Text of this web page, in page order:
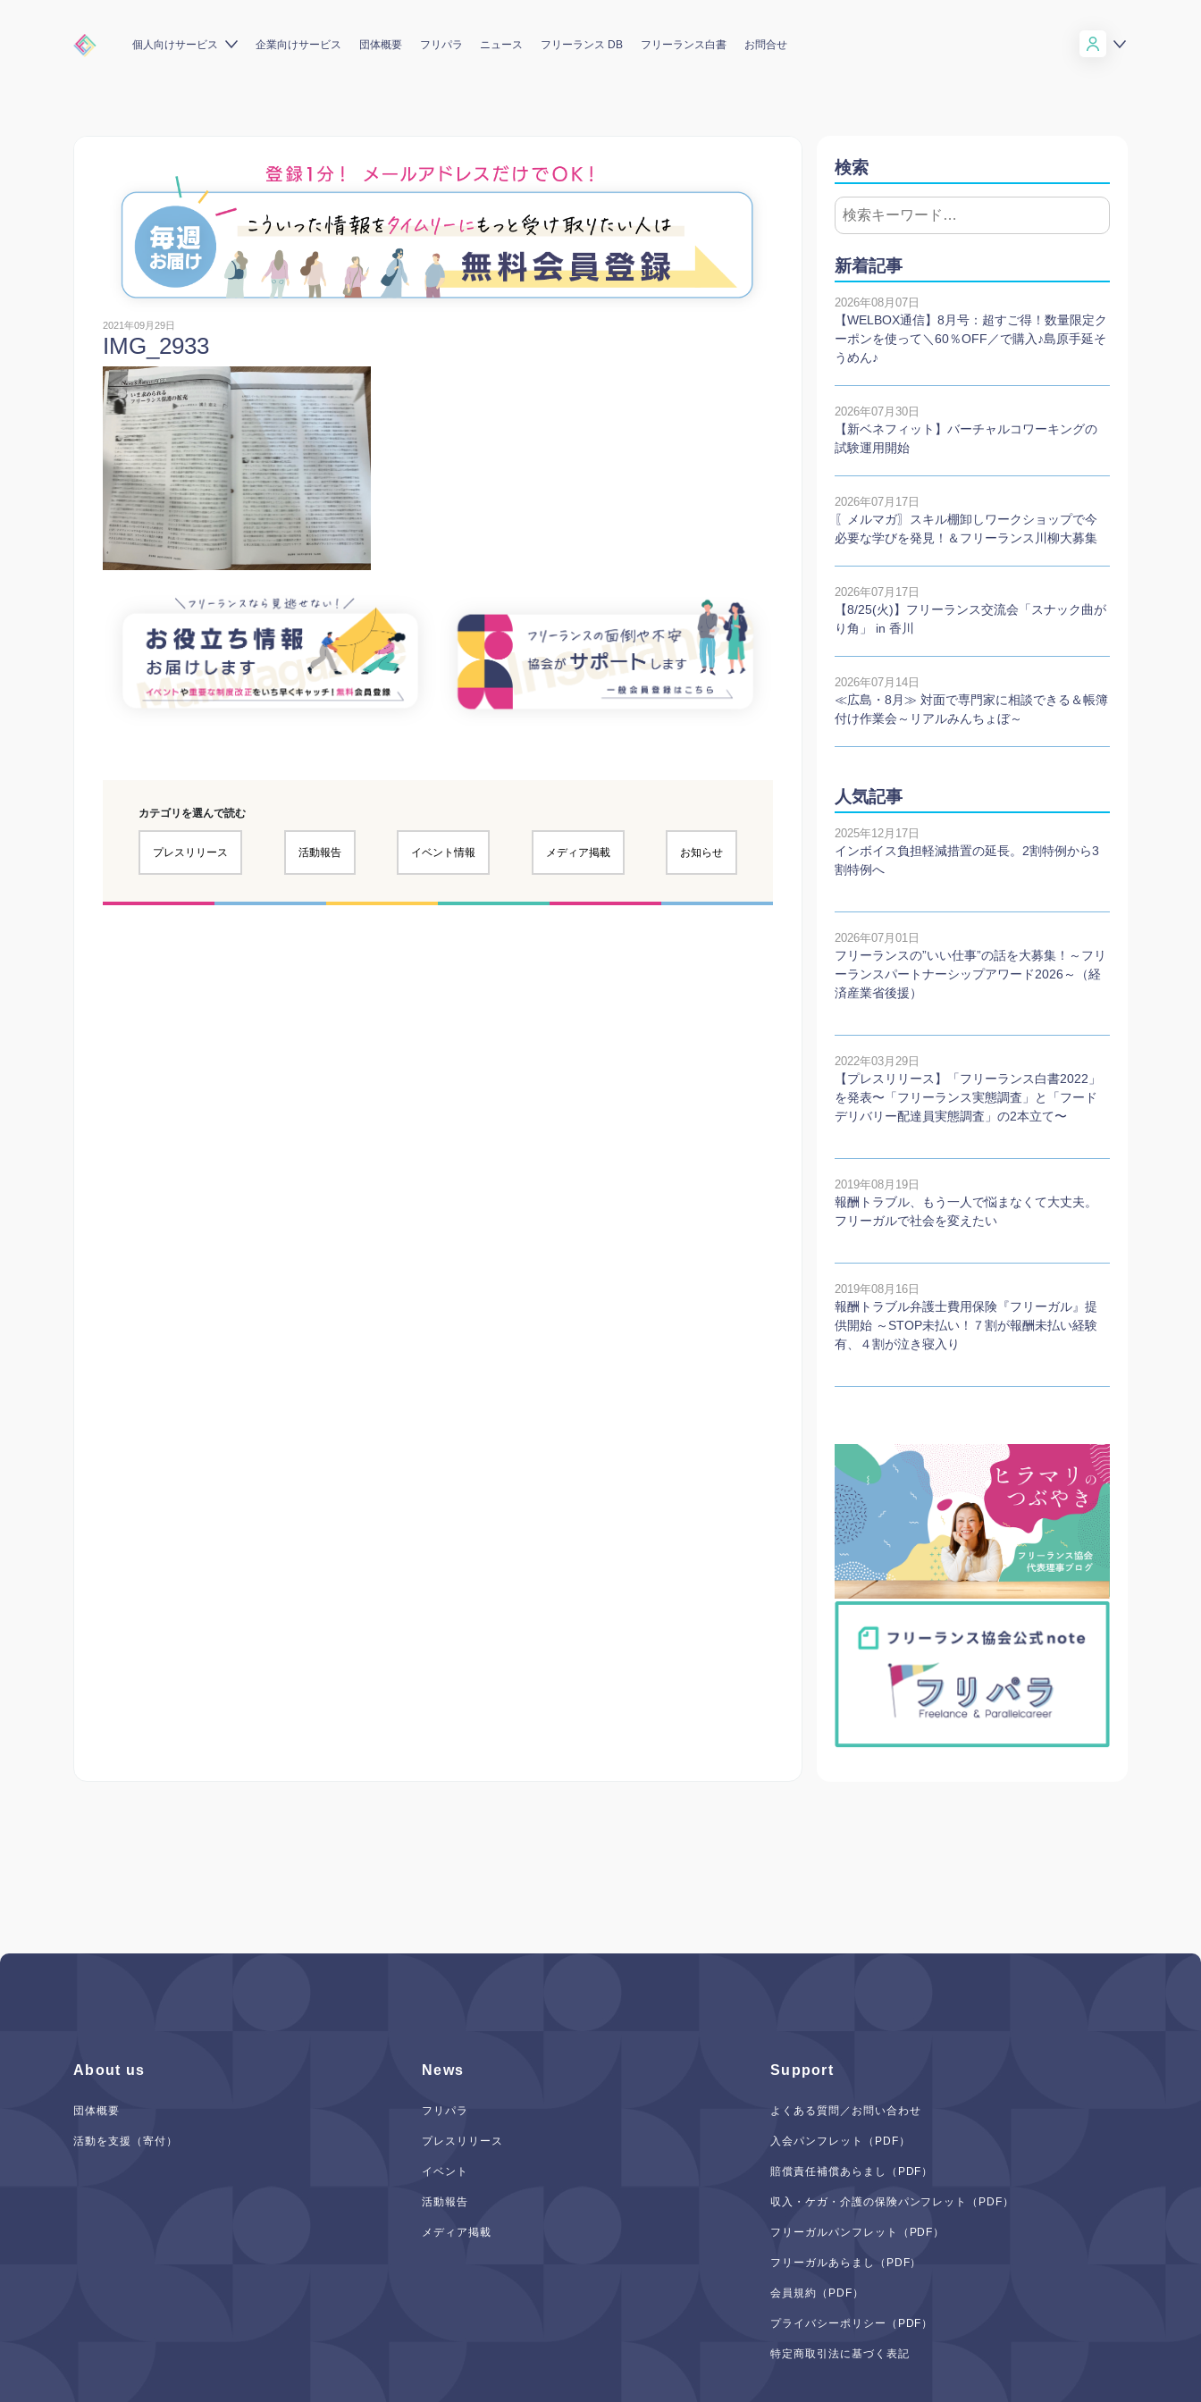
個人向けサービス 企業向けサービス 団体概要 フリパラ ニュース フリーランス DB フリーランス白書 お問合せ
2021年09月29日
IMG_2933
カテゴリを選んで読む
プレスリリース 活動報告 イベント情報 メディア掲載 お知らせ
検索
新着記事
2026年08月07日
【WELBOX通信】8月号：超すご得！数量限定ク
ーポンを使って＼60％OFF／で購入♪島原手延そ
うめん♪
2026年07月30日
【新ベネフィット】バーチャルコワーキングの
試験運用開始
2026年07月17日
〖メルマガ〗スキル棚卸しワークショップで今
必要な学びを発見！＆フリーランス川柳大募集
2026年07月17日
【8/25(火)】フリーランス交流会「スナック曲が
り角」 in 香川
2026年07月14日
≪広島・8月≫ 対面で専門家に相談できる＆帳簿
付け作業会～リアルみんちょぼ～
人気記事
2025年12月17日
インボイス負担軽減措置の延長。2割特例から3
割特例へ
2026年07月01日
フリーランスの”いい仕事”の話を大募集！～フリ
ーランスパートナーシップアワード2026～（経
済産業省後援）
2022年03月29日
【プレスリリース】「フリーランス白書2022」
を発表〜「フリーランス実態調査」と「フード
デリバリー配達員実態調査」の2本⽴て〜
2019年08月19日
報酬トラブル、もう一人で悩まなくて大丈夫。
フリーガルで社会を変えたい
2019年08月16日
報酬トラブル弁護士費用保険『フリーガル』提
供開始 ～STOP未払い！７割が報酬未払い経験
有、４割が泣き寝入り
About us
団体概要
活動を支援（寄付）
News
フリパラ
プレスリリース
イベント
活動報告
メディア掲載
Support
よくある質問／お問い合わせ
入会パンフレット（PDF）
賠償責任補償あらまし（PDF）
収入・ケガ・介護の保険パンフレット（PDF）
フリーガルパンフレット（PDF）
フリーガルあらまし（PDF）
会員規約（PDF）
プライバシーポリシー（PDF）
特定商取引法に基づく表記